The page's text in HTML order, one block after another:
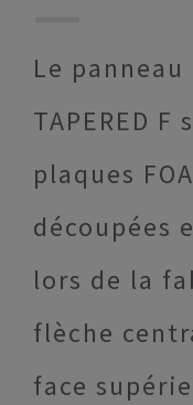
Le panneau
TAPERED F
plaques
découpées
lors de la
flèche
face